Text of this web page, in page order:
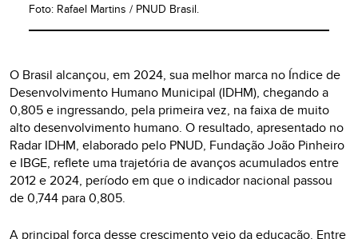
Foto: Rafael Martins / PNUD Brasil.
O Brasil alcançou, em 2024, sua melhor marca no Índice de
Desenvolvimento Humano Municipal (IDHM), chegando a
0,805 e ingressando, pela primeira vez, na faixa de muito
alto desenvolvimento humano. O resultado, apresentado no
Radar IDHM, elaborado pelo PNUD, Fundação João Pinheiro
e IBGE, reflete uma trajetória de avanços acumulados entre
2012 e 2024, período em que o indicador nacional passou
de 0,744 para 0,805.
A principal força desse crescimento veio da educação. Entre